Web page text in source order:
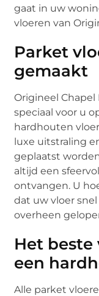
gaat in uw
vloeren van
Parket
gemaakt
Origineel
speciaal voor u
hardhouten
luxe uitstraling
geplaatst
altijd een
ontvangen. U
dat uw vloer
overheen
Het
een
Alle parket